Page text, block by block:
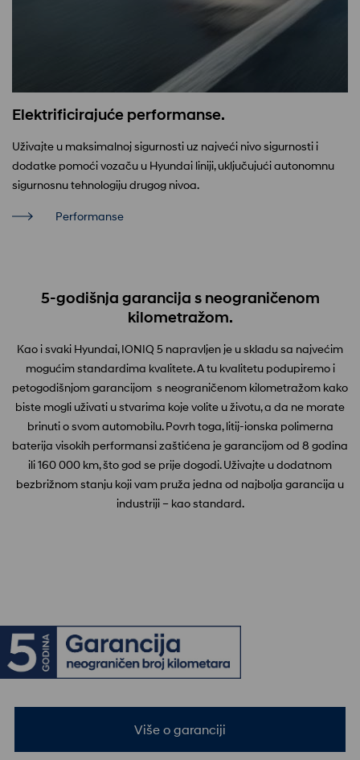
Elektrificirajuće performanse.
Uživajte u maksimalnoj sigurnosti uz najveći nivo sigurnosti i
dodatke pomoći vozaču u Hyundai liniji, uključujući autonomnu
sigurnosnu tehnologiju drugog nivoa.
Performanse
5-godišnja garancija s neograničenom
kilometražom.
Kao i svaki Hyundai, IONIQ 5 napravljen je u skladu sa najvećim
mogućim standardima kvalitete. A tu kvalitetu podupiremo i
petogodišnjom garancijom s neograničenom kilometražom kako
biste mogli uživati u stvarima koje volite u životu, a da ne morate
brinuti o svom automobilu. Povrh toga, litij-ionska polimerna
baterija visokih performansi zaštićena je garancijom od 8 godina
ili 160 000 km, što god se prije dogodi. Uživajte u dodatnom
bezbrižnom stanju koji vam pruža jedna od najbolja garancija u
industriji – kao standard.
Više o garanciji